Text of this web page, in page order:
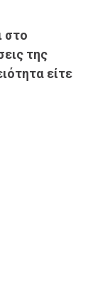
στο
της
είτε